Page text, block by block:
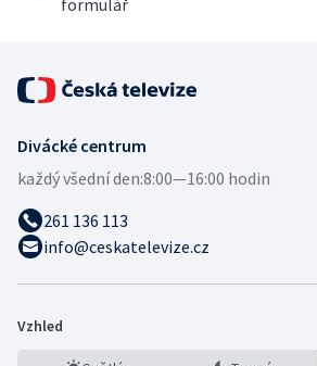
formulář
Divácké centrum
každý všední den:8:00—16:00 hodin
261 136 113
info@ceskatelevize.cz
Vzhled